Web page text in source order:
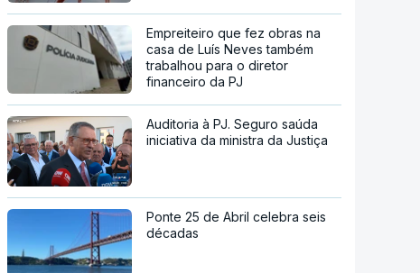
Empreiteiro que fez obras na
casa de Luís Neves também
trabalhou para o diretor
financeiro da PJ
Auditoria à PJ. Seguro saúda
iniciativa da ministra da Justiça
Ponte 25 de Abril celebra seis
décadas